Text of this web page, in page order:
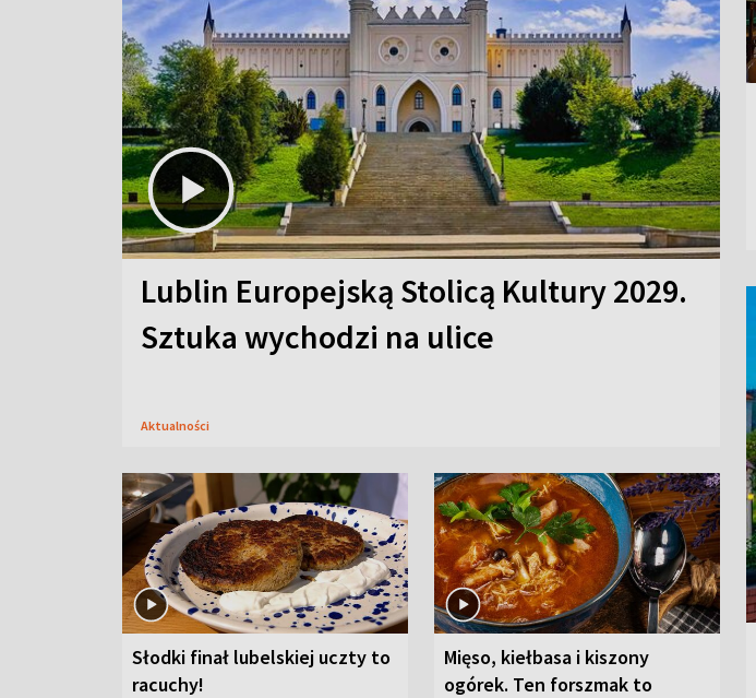
Lublin Europejską Stolicą Kultury 2029.
Sztuka wychodzi na ulice
Aktualności
Słodki finał lubelskiej uczty to
racuchy!
Mięso, kiełbasa i kiszony
ogórek. Ten forszmak to